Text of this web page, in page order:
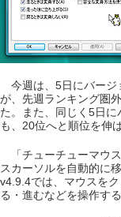
今週は、5日にバージ
が、先週ランキング圏
た。また、同じく5日に
も、20位へと順位を伸
「チューチューマウ
スカーソルを自動的に
v4.9.4では、マウスを
る・進むなどを操作す